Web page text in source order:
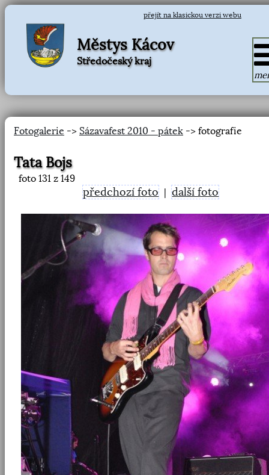
přejít na klasickou verzi webu
Městys Kácov
Středočeský kraj
Fotogalerie -> Sázavafest 2010 - pátek -> fotografie
Tata Bojs
foto 131 z 149
předchozí foto |další foto